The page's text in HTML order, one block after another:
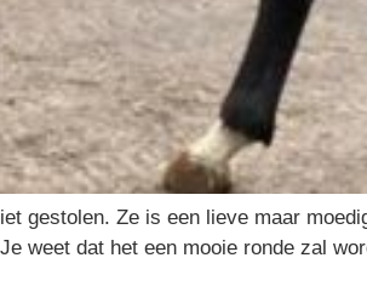
gestolen. Ze is een lieve maar
weet dat het een mooie ronde zal